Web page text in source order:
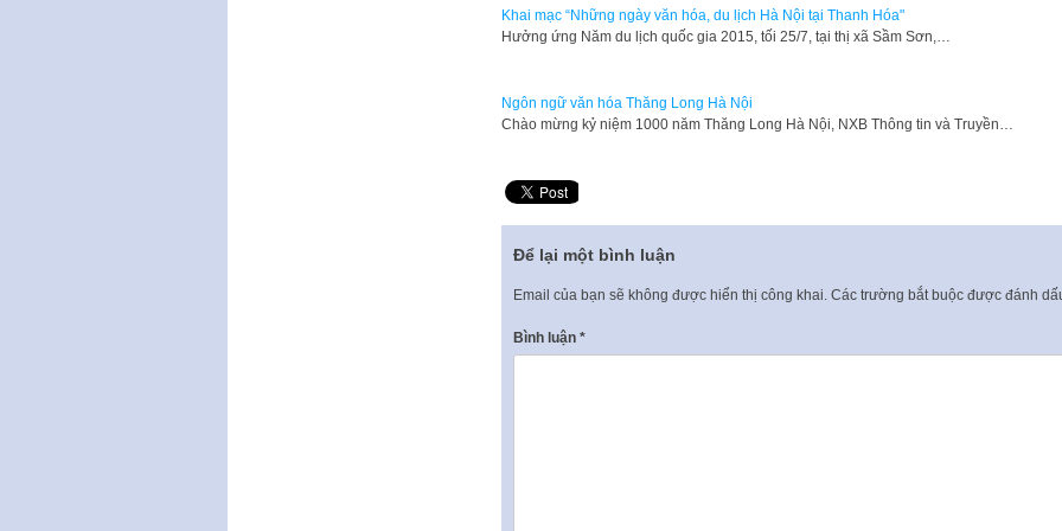
Khai mạc “Những ngày văn hóa, du lịch Hà Nội tại Thanh Hóa"
​Hưởng ứng Năm du lịch quốc gia 2015, tối 25/7, tại thị xã Sầm Sơn,…
Ngôn ngữ văn hóa Thăng Long Hà Nội
​Chào mừng kỷ niệm 1000 năm Thăng Long Hà Nội, NXB Thông tin và Truyền…
Để lại một bình luận
Email của bạn sẽ không được hiển thị công khai. Các trường bắt buộc được đánh
Bình luận *